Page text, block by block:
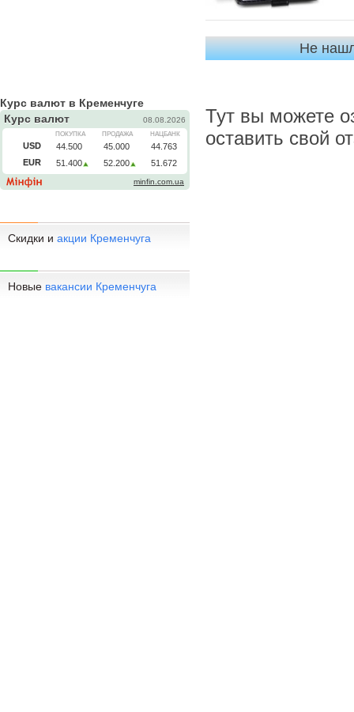
Не
Тут вы можете
оставить свой
Курс валют в Кременчуге
Скидки и акции Кременчуга
Новые вакансии Кременчуга